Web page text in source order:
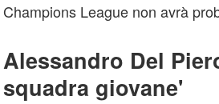
Champions League non avrà
Alessandro Del
squadra giovane'